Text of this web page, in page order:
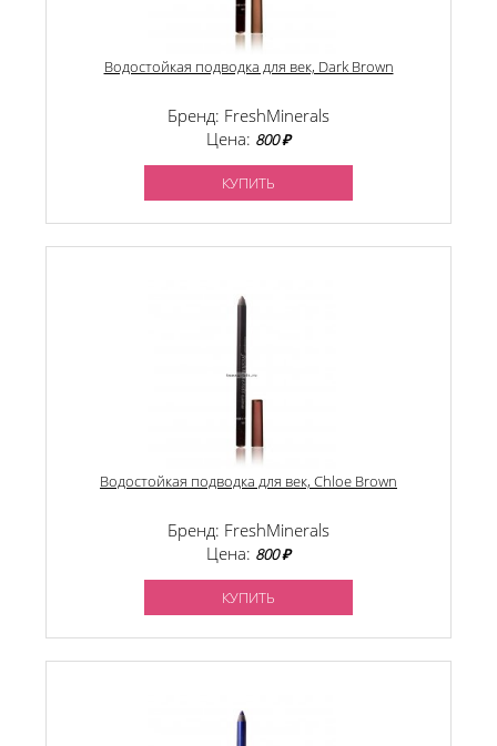
Водостойкая подводка для век, Dark Brown
Бренд: FreshMinerals
Цена: 800 ₽
КУПИТЬ
Водостойкая подводка для век, Chloe Brown
Бренд: FreshMinerals
Цена: 800 ₽
КУПИТЬ